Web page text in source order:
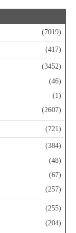
(7019)
(417)
(3452)
(46)
(1)
(2607)
(721)
(384)
(48)
(67)
(257)
(255)
(204)